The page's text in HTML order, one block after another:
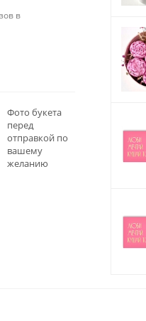
в
Фото букета
перед
отправкой по
вашему
желанию